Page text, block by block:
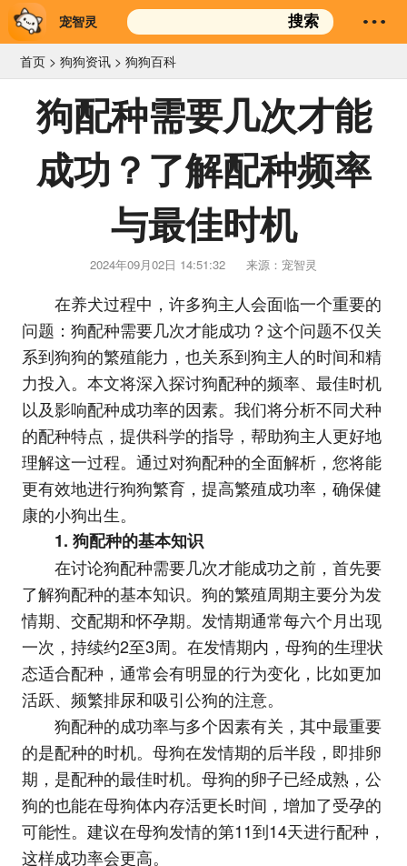
宠智灵 搜索
首页 >狗狗资讯 >狗狗百科
狗配种需要几次才能
成功？了解配种频率
与最佳时机
2024年09月02日 14:51:32 来源：宠智灵
在养犬过程中，许多狗主人会面临一个重要的
问题：狗配种需要几次才能成功？这个问题不仅关
系到狗狗的繁殖能力，也关系到狗主人的时间和精
力投入。本文将深入探讨狗配种的频率、最佳时机
以及影响配种成功率的因素。我们将分析不同犬种
的配种特点，提供科学的指导，帮助狗主人更好地
理解这一过程。通过对狗配种的全面解析，您将能
更有效地进行狗狗繁育，提高繁殖成功率，确保健
康的小狗出生。
1. 狗配种的基本知识
在讨论狗配种需要几次才能成功之前，首先要
了解狗配种的基本知识。狗的繁殖周期主要分为发
情期、交配期和怀孕期。发情期通常每六个月出现
一次，持续约2至3周。在发情期内，母狗的生理状
态适合配种，通常会有明显的行为变化，比如更加
活跃、频繁排尿和吸引公狗的注意。
狗配种的成功率与多个因素有关，其中最重要
的是配种的时机。母狗在发情期的后半段，即排卵
期，是配种的最佳时机。母狗的卵子已经成熟，公
狗的也能在母狗体内存活更长时间，增加了受孕的
可能性。建议在母狗发情的第11到14天进行配种，
这样成功率会更高。